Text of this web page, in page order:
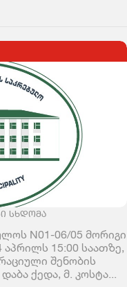
ᲡᲮᲓᲝᲛᲐ
N01-06/05 მორიგი
აპრილს 15:00 საათზე,
შენობის
ქედა, მ. კოსტა...